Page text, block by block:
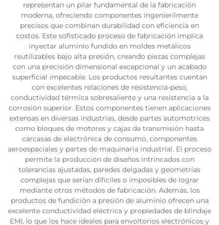
representan un pilar fundamental de la fabricación
moderna, ofreciendo componentes ingenierilmente
precisos que combinan durabilidad con eficiencia en
costos. Este sofisticado proceso de fabricación implica
inyectar aluminio fundido en moldes metálicos
reutilizables bajo alta presión, creando piezas complejas
con una precisión dimensional excepcional y un acabado
superficial impecable. Los productos resultantes cuentan
con excelentes relaciones de resistencia-peso,
conductividad térmica sobresaliente y una resistencia a la
corrosión superior. Estos componentes tienen aplicaciones
extensas en diversas industrias, desde partes automotrices
como bloques de motores y cajas de transmisión hasta
carcasas de electrónica de consumo, componentes
aeroespaciales y partes de maquinaria industrial. El proceso
permite la producción de diseños intrincados con
tolerancias ajustadas, paredes delgadas y geometrías
complejas que serían difíciles o imposibles de lograr
mediante otros métodos de fabricación. Además, los
productos de fundición a presión de aluminio ofrecen una
excelente conductividad eléctrica y propiedades de blindaje
EMI, lo que los hace ideales para envoltorios electrónicos y